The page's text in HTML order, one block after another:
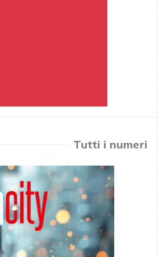
Tutti i numeri